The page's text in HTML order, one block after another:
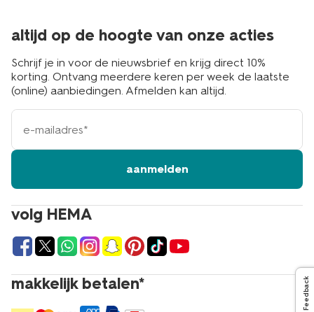
volg HEMA
makkelijk betalen*
altijd op de hoogte van onze acties
Schrijf je in voor de nieuwsbrief en krijg direct 10%
korting. Ontvang meerdere keren per week de laatste
(online) aanbiedingen. Afmelden kan altijd.
e-
mailadres
aanmelden
Feedback